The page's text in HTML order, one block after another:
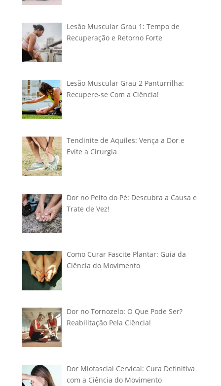
Lesão Muscular Grau 1: Tempo de
Recuperação e Retorno Forte
Lesão Muscular Grau 2 Panturrilha:
Recupere-se Com a Ciência!
Tendinite de Aquiles: Vença a Dor e
Evite a Cirurgia
Dor no Peito do Pé: Descubra a Causa e
Trate de Vez!
Como Curar Fascite Plantar: Guia da
Ciência do Movimento
Dor no Tornozelo: O Que Pode Ser?
Reabilitação Pela Ciência!
Dor Miofascial Cervical: Cura Definitiva
com a Ciência do Movimento